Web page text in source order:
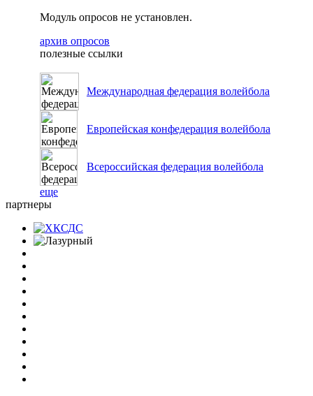
Модуль опросов не установлен.
архив опросов
полезные ссылки
Международная федерация волейбола
Европейская конфедерация волейбола
Всероссийская федерация волейбола
еще
партнеры